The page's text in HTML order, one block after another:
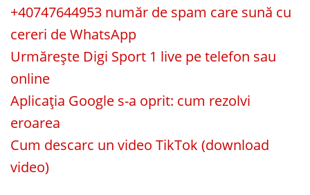
+40747644953 număr de spam care sună cu
cereri de WhatsApp
Urmărește Digi Sport 1 live pe telefon sau
online
Aplicația Google s-a oprit: cum rezolvi
eroarea
Cum descarc un video TikTok (download
video)